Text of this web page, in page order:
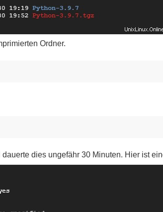
Ordner.
dies ungefähr 30 Minuten. Hier ist